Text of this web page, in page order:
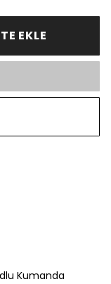
EKLE
Kumanda